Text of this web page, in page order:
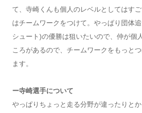
て、寺崎くんも個人のレベルとしてはす
はチームワークをつけて。やっぱり団体
シュート)の優勝は狙いたいので、仲が個
ころがあるので、チームワークをもっと
ます。
ー寺崎選手について
やっぱりちょっと走る分野が違ったりと